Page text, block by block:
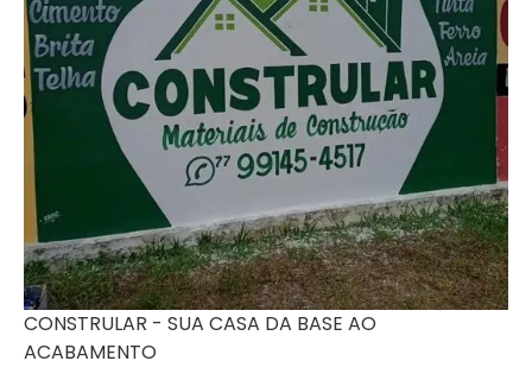
CONSTRULAR - SUA CASA DA BASE AO
ACABAMENTO